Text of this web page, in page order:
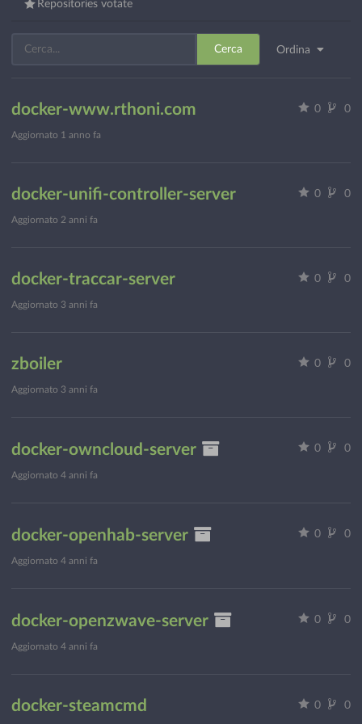
Repositories votate
Ordina
Cerca
docker-www.rthoni.com 0 0
Aggiornato 1 anno fa
docker-unifi-controller-server 0 0
Aggiornato 2 anni fa
docker-traccar-server 0 0
Aggiornato 3 anni fa
zboiler 0 0
Aggiornato 3 anni fa
docker-owncloud-server 0 0
Aggiornato 4 anni fa
docker-openhab-server 0 0
Aggiornato 4 anni fa
docker-openzwave-server 0 0
Aggiornato 4 anni fa
docker-steamcmd 0 0